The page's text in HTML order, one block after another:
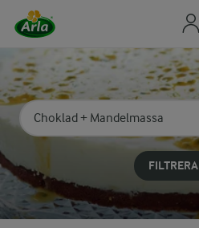
Sök på kategori eller ingrediens
Skriv in sökord för att få förslag
FILTRERA